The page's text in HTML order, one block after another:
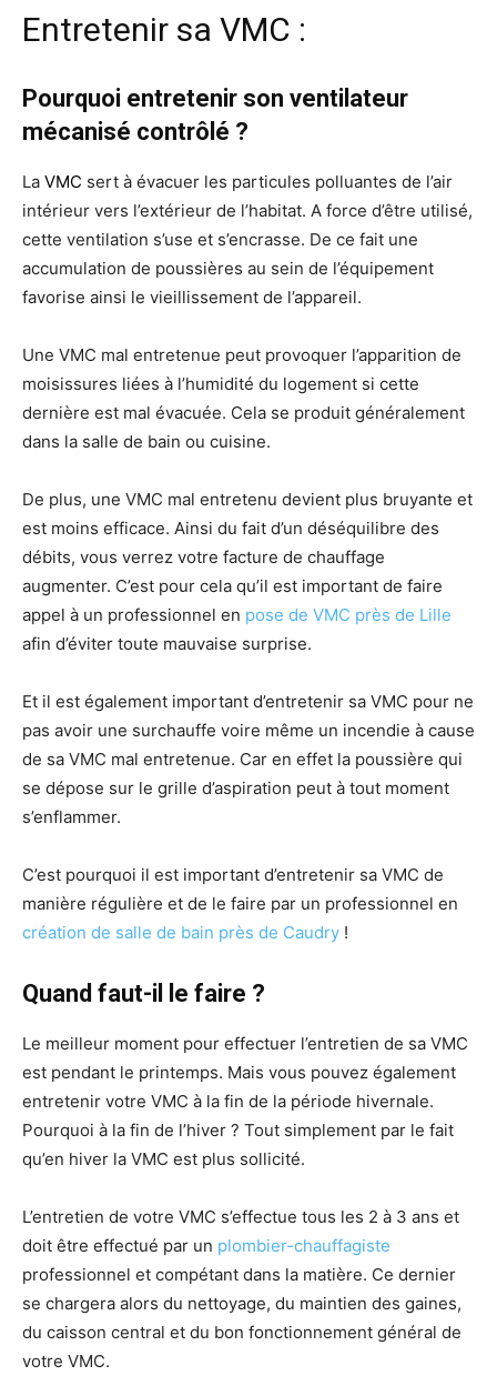
Entretenir sa VMC :
Pourquoi entretenir son ventilateur
mécanisé contrôlé ?
La VMC sert à évacuer les particules polluantes de l’air
intérieur vers l’extérieur de l’habitat. A force d’être utilisé,
cette ventilation s’use et s’encrasse. De ce fait une
accumulation de poussières au sein de l’équipement
favorise ainsi le vieillissement de l’appareil.
Une VMC mal entretenue peut provoquer l’apparition de
moisissures liées à l’humidité du logement si cette
dernière est mal évacuée. Cela se produit généralement
dans la salle de bain ou cuisine.
De plus, une VMC mal entretenu devient plus bruyante et
est moins efficace. Ainsi du fait d’un déséquilibre des
débits, vous verrez votre facture de chauffage
augmenter. C’est pour cela qu’il est important de faire
appel à un professionnel en pose de VMC près de Lille
afin d’éviter toute mauvaise surprise.
Et il est également important d’entretenir sa VMC pour ne
pas avoir une surchauffe voire même un incendie à cause
de sa VMC mal entretenue. Car en effet la poussière qui
se dépose sur le grille d’aspiration peut à tout moment
s’enflammer.
C’est pourquoi il est important d’entretenir sa VMC de
manière régulière et de le faire par un professionnel en
création de salle de bain près de Caudry !
Quand faut-il le faire ?
Le meilleur moment pour effectuer l’entretien de sa VMC
est pendant le printemps. Mais vous pouvez également
entretenir votre VMC à la fin de la période hivernale.
Pourquoi à la fin de l’hiver ? Tout simplement par le fait
qu’en hiver la VMC est plus sollicité.
L’entretien de votre VMC s’effectue tous les 2 à 3 ans et
doit être effectué par un plombier-chauffagiste
professionnel et compétant dans la matière. Ce dernier
se chargera alors du nettoyage, du maintien des gaines,
du caisson central et du bon fonctionnement général de
votre VMC.